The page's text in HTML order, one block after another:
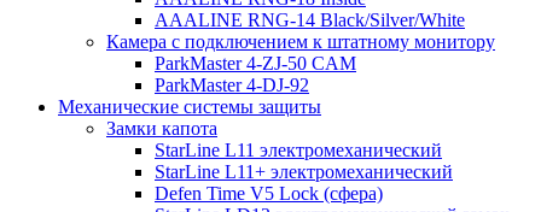
AAALINE RNG-14 Black/Silver/White
Камера с подключением к штатному монитору
ParkMaster 4-ZJ-50 CAM
ParkMaster 4-DJ-92
Механические системы защиты
Замки капота
StarLine L11 электромеханический
StarLine L11+ электромеханический
Defen Time V5 Lock (сфера)